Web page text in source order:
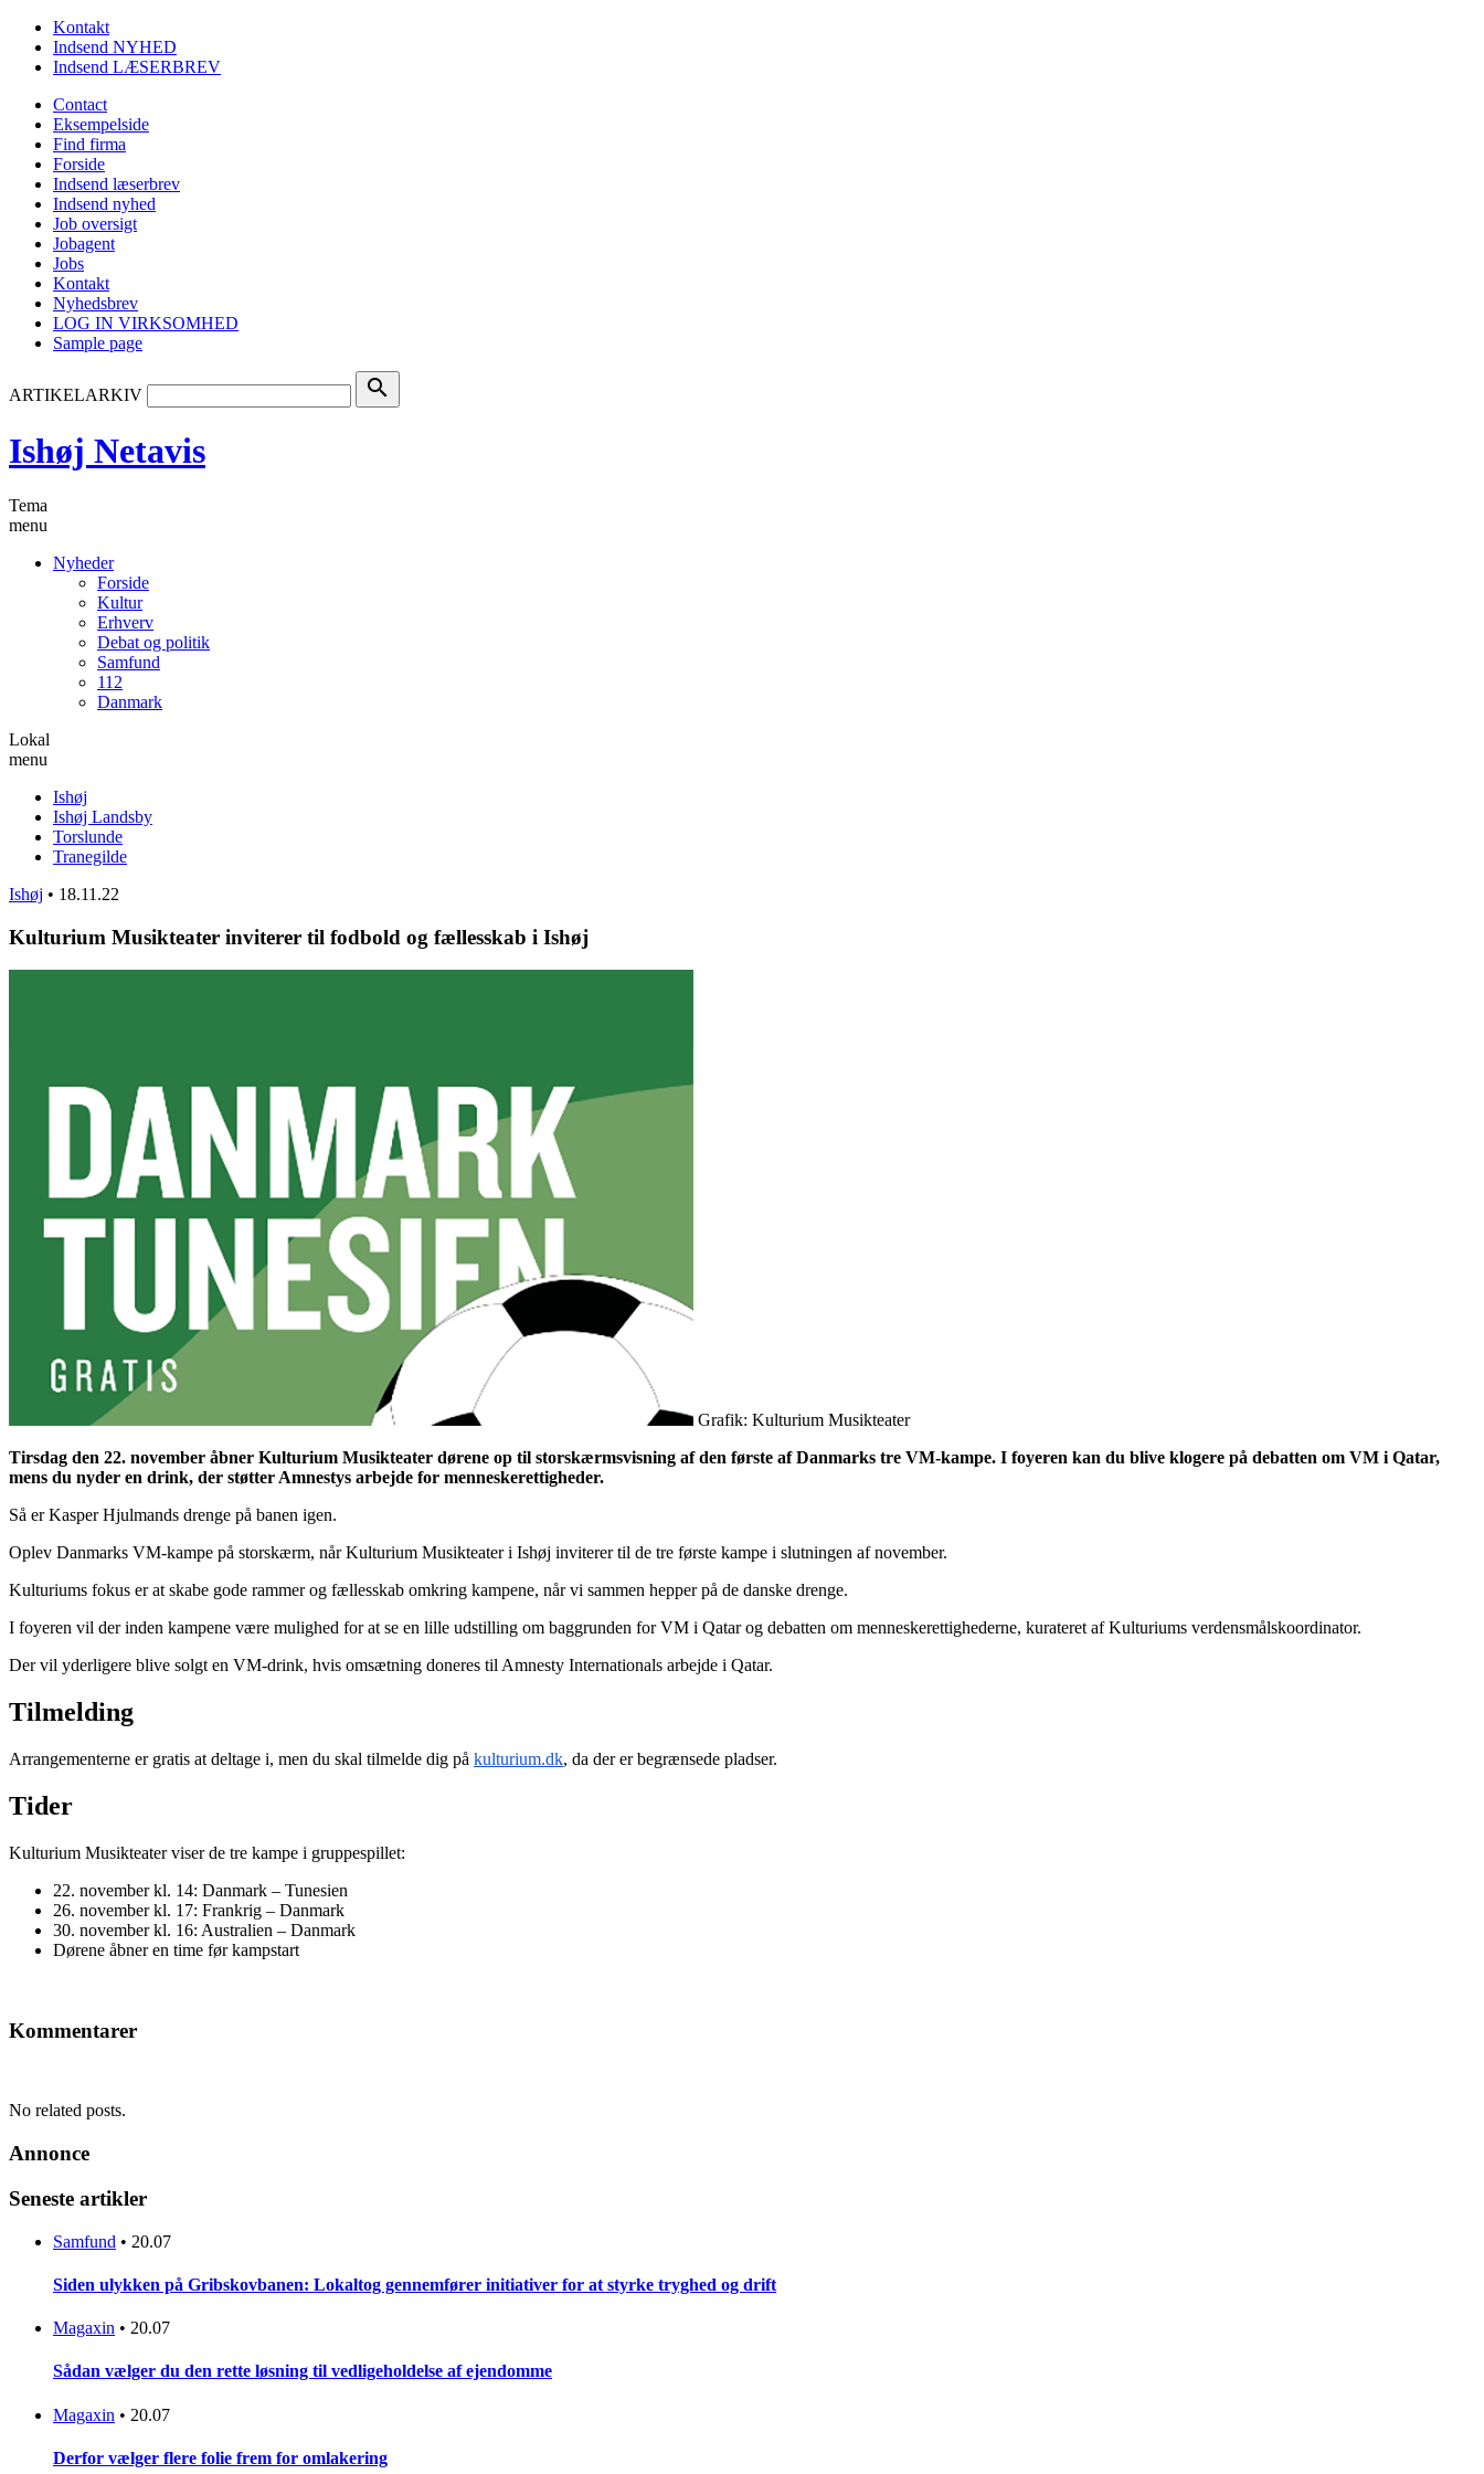
Kontakt
Indsend NYHED
Indsend LÆSERBREV
Contact
Eksempelside
Find firma
Forside
Indsend læserbrev
Indsend nyhed
Job oversigt
Jobagent
Jobs
Kontakt
Nyhedsbrev
LOG IN VIRKSOMHED
Sample page
ARTIKELARKIV search
Ishøj Netavis
Tema
menu
Nyheder
Forside
Kultur
Erhverv
Debat og politik
Samfund
112
Danmark
Lokal
menu
Ishøj
Ishøj Landsby
Torslunde
Tranegilde
Ishøj • 18.11.22
Kulturium Musikteater inviterer til fodbold og fællesskab i Ishøj
Grafik: Kulturium Musikteater
Tirsdag den 22. november åbner Kulturium Musikteater dørene op til storskærmsvisning af den første af Danmarks tre VM-kampe. I foyeren kan du blive klogere på debatten om VM i Qatar,
mens du nyder en drink, der støtter Amnestys arbejde for menneskerettigheder.
Så er Kasper Hjulmands drenge på banen igen.
Oplev Danmarks VM-kampe på storskærm, når Kulturium Musikteater i Ishøj inviterer til de tre første kampe i slutningen af november.
Kulturiums fokus er at skabe gode rammer og fællesskab omkring kampene, når vi sammen hepper på de danske drenge.
I foyeren vil der inden kampene være mulighed for at se en lille udstilling om baggrunden for VM i Qatar og debatten om menneskerettighederne, kurateret af Kulturiums verdensmålskoordinator.
Der vil yderligere blive solgt en VM-drink, hvis omsætning doneres til Amnesty Internationals arbejde i Qatar.
Tilmelding
Arrangementerne er gratis at deltage i, men du skal tilmelde dig på kulturium.dk, da der er begrænsede pladser.
Tider
Kulturium Musikteater viser de tre kampe i gruppespillet:
22. november kl. 14: Danmark – Tunesien
26. november kl. 17: Frankrig – Danmark
30. november kl. 16: Australien – Danmark
Dørene åbner en time før kampstart
Kommentarer
No related posts.
Annonce
Seneste artikler
Samfund • 20.07
Siden ulykken på Gribskovbanen: Lokaltog gennemfører initiativer for at styrke tryghed og drift
Magaxin • 20.07
Sådan vælger du den rette løsning til vedligeholdelse af ejendomme
Magaxin • 20.07
Derfor vælger flere folie frem for omlakering